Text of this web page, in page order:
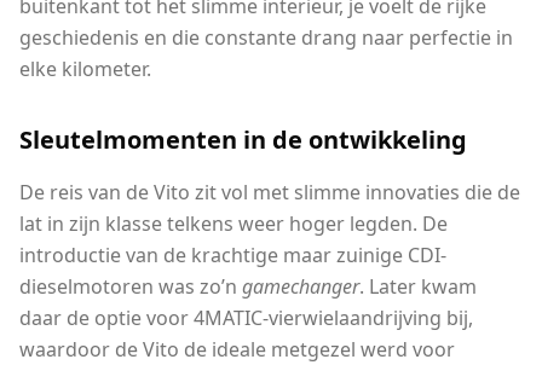
buitenkant tot het slimme interieur, je voelt de rijke
geschiedenis en die constante drang naar perfectie in
elke kilometer.
Sleutelmomenten in de ontwikkeling
De reis van de Vito zit vol met slimme innovaties die de
lat in zijn klasse telkens weer hoger legden. De
introductie van de krachtige maar zuinige CDI-
dieselmotoren was zo’n gamechanger. Later kwam
daar de optie voor 4MATIC-vierwielaandrijving bij,
waardoor de Vito de ideale metgezel werd voor